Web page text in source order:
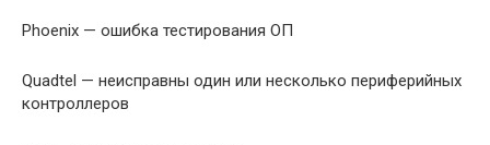
Phoenix — ошибка тестирования ОП
Quadtel — неисправны один или несколько периферийных
контроллеров